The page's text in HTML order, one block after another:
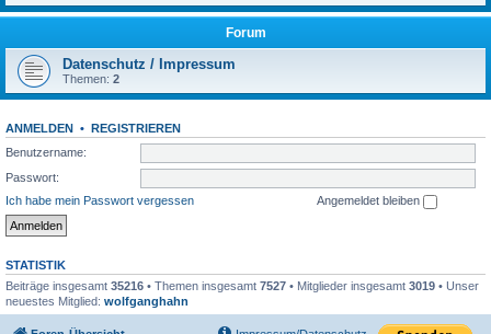
Forum
Datenschutz / Impressum
Themen: 2
ANMELDEN • REGISTRIEREN
Benutzername:
Passwort:
Ich habe mein Passwort vergessen
Angemeldet bleiben
STATISTIK
Beiträge insgesamt 35216 • Themen insgesamt 7527 • Mitglieder insgesamt 3019 • Unser
neuestes Mitglied: wolfganghahn